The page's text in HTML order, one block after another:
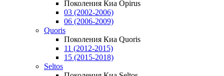
Поколения Киа Opirus
03 (2002-2006)
06 (2006-2009)
Quoris
Поколения Киа Quoris
11 (2012-2015)
15 (2015-2018)
Seltos